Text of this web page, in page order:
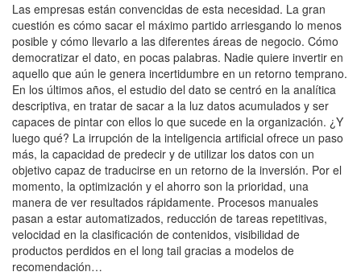
Las empresas están convencidas de esta necesidad. La gran
cuestión es cómo sacar el máximo partido arriesgando lo menos
posible y cómo llevarlo a las diferentes áreas de negocio. Cómo
democratizar el dato, en pocas palabras. Nadie quiere invertir en
aquello que aún le genera incertidumbre en un retorno temprano.
En los últimos años, el estudio del dato se centró en la analítica
descriptiva, en tratar de sacar a la luz datos acumulados y ser
capaces de pintar con ellos lo que sucede en la organización. ¿Y
luego qué? La irrupción de la inteligencia artificial ofrece un paso
más, la capacidad de predecir y de utilizar los datos con un
objetivo capaz de traducirse en un retorno de la inversión. Por el
momento, la optimización y el ahorro son la prioridad, una
manera de ver resultados rápidamente. Procesos manuales
pasan a estar automatizados, reducción de tareas repetitivas,
velocidad en la clasificación de contenidos, visibilidad de
productos perdidos en el long tail gracias a modelos de
recomendación…